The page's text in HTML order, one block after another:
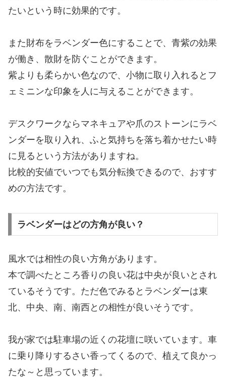
たいという時に効果的です。
また財布をラベンダー色にすることで、青紫の効果
が働き、散財を防ぐことができます。
紫よりも柔らかい色なので、小物に取り入れるとフ
ェミニンな印象を人に与えることができます。
デスクワークならマネキュアや爪のストーンにラベ
ンダーを取り入れ、ふと気持ちを落ち着かせたい時
に見るという方法がありますね。
比較的安値でいつでも気分転換できるので、おすす
めの方法です。
ラベンダーはどの方角が良い？
風水では相性の良い方角があります。
本で調べたところ香りの良い花は中央が良いとされ
ているそうです。ただ色でみるとラベンダーは東
北、中央、南、南西との相性が良いそうです。
我が家では駐車場の近くの花壇に咲いています。車
に乗り降りするさい香ってくるので、植えて良かっ
たな～と思っています。